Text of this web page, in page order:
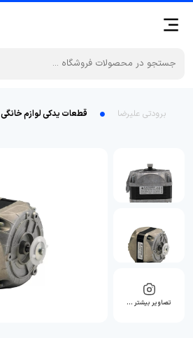
برودتی علیرضا قطعات یدکی لوازم خانگی
تصاویر بیشتر …